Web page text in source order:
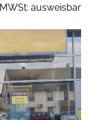
MWSt: ausweisbar